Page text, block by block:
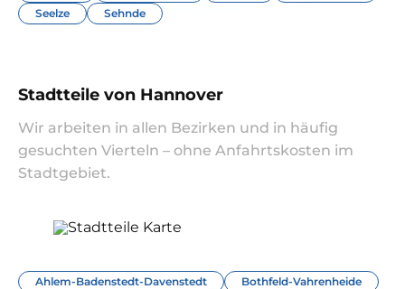
Seelze
Sehnde
Stadtteile von Hannover
Wir arbeiten in allen Bezirken und in häufig
gesuchten Vierteln – ohne Anfahrtskosten im
Stadtgebiet.
Ahlem-Badenstedt-Davenstedt
Bothfeld-Vahrenheide